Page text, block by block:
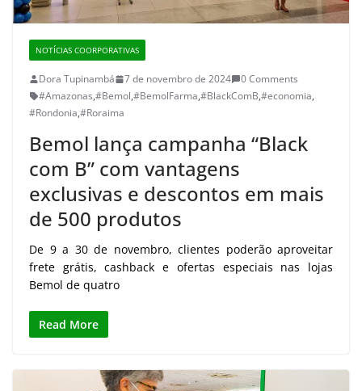
NOTÍCIAS COORPORATIVAS
Dora Tupinambá 7 de novembro de 2024
0 Comments
#Amazonas,#Bemol,#BemolFarma,#BlackComB,#economia,
#Rondonia,#Roraima
Bemol lança campanha “Black
com B” com vantagens
exclusivas e descontos em mais
de 500 produtos
De 9 a 30 de novembro, clientes poderão aproveitar
frete grátis, cashback e ofertas especiais nas lojas
Bemol de quatro
Read More